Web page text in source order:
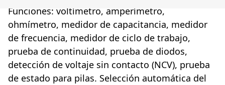
Funciones: voltímetro, amperímetro,
ohmímetro, medidor de capacitancia, medidor
de frecuencia, medidor de ciclo de trabajo,
prueba de continuidad, prueba de diodos,
detección de voltaje sin contacto (NCV), prueba
de estado para pilas. Selección automática del